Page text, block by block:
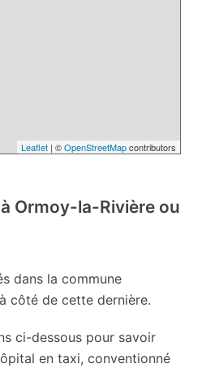
Leaflet| ©OpenStreetMapcontributors
Ormoy-la-Rivière ou
dans la commune
côté de cette dernière.
ci-dessous pour savoir
en taxi, conventionné